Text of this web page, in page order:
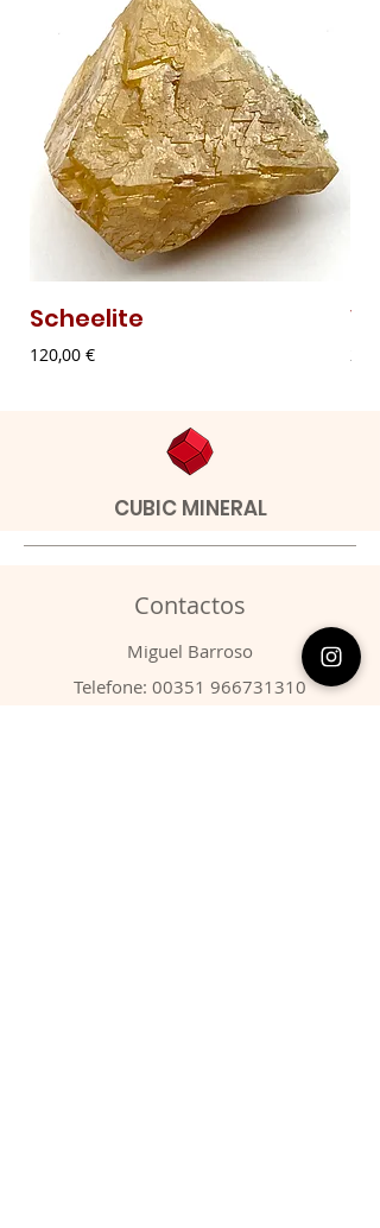
Scheelite
Preço
120,00 €
CUBIC MINERAL
Contactos
​Miguel Barroso
Telefone: 00351 966731310